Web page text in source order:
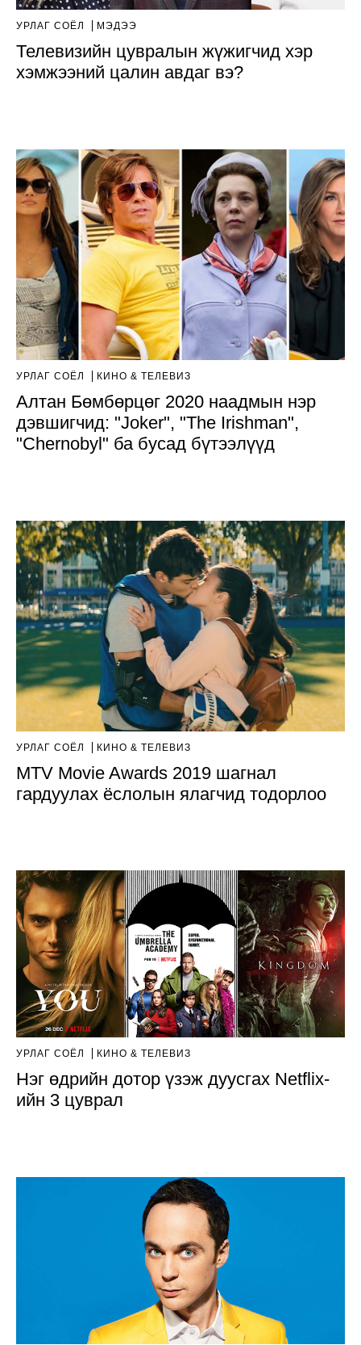
УРЛАГ СОЁЛ МЭДЭЭ
Телевизийн цувралын жүжигчид хэр
хэмжээний цалин авдаг вэ?
УРЛАГ СОЁЛ КИНО & ТЕЛЕВИЗ
Алтан Бөмбөрцөг 2020 наадмын нэр
дэвшигчид: "Joker", "The Irishman",
"Chernobyl" ба бусад бүтээлүүд
УРЛАГ СОЁЛ КИНО & ТЕЛЕВИЗ
MTV Movie Awards 2019 шагнал
гардуулах ёслолын ялагчид тодорлоо
УРЛАГ СОЁЛ КИНО & ТЕЛЕВИЗ
Нэг өдрийн дотор үзэж дуусгах Netflix-
ийн 3 цуврал